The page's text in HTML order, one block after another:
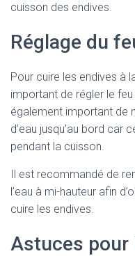
cuisson des endives.
Réglage du
Pour cuire les endives à
important de régler le
également important de
d’eau jusqu’au bord car
pendant la cuisson.
Il est recommandé de
l’eau à mi-hauteur afin
cuire les endives.
Astuces pour